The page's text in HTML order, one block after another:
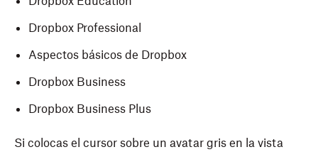
Dropbox Professional
Aspectos básicos de Dropbox
Dropbox Business
Dropbox Business Plus
Si colocas el cursor sobre un avatar gris en la vista